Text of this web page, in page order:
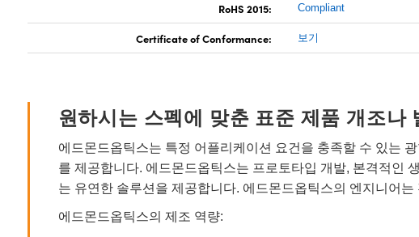
RoHS 2015: Compliant
Certificate of Conformance: 보기
원하시는 스펙에 맞춘 표준 제품 개조
에드몬드옵틱스는 특정 어플리케이션 요건을 충족할 수 있는
를 제공합니다. 에드몬드옵틱스는 프로토타입 개발, 본격적인
는 유연한 솔루션을 제공합니다. 에드몬드옵틱스의 엔지니어
에드몬드옵틱스의 제조 역량: